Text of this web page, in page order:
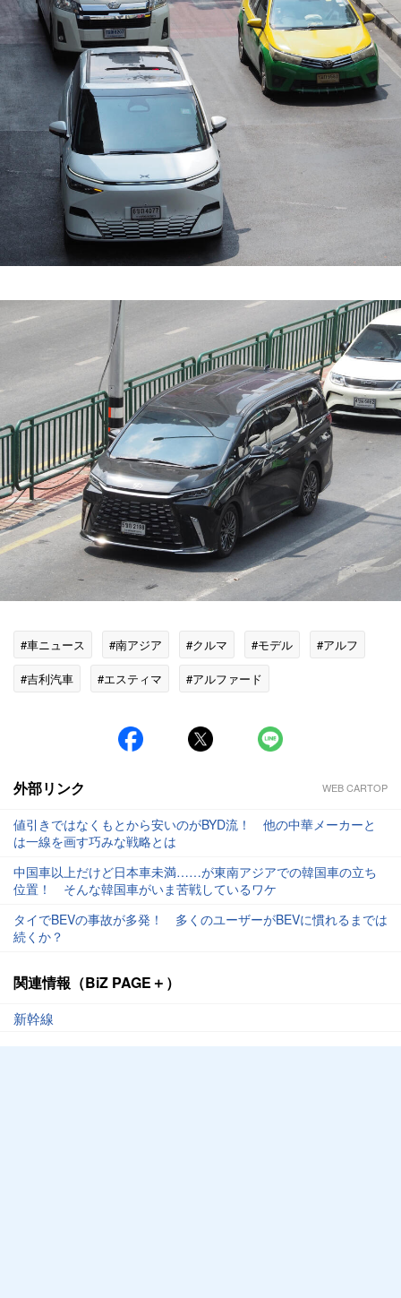
#車ニュース #南アジア #クルマ #モデル
#アルフ
#吉利汽車
#エスティマ #アルファード
外部リンク WEB CARTOP
値引きではなくもとから安いのがBYD流！ 他の中華メーカーと
は一線を画す巧みな戦略とは
中国車以上だけど日本車未満……が東南アジアでの韓国車の立ち
位置！ そんな韓国車がいま苦戦しているワケ
タイでBEVの事故が多発！ 多くのユーザーがBEVに慣れるまでは
続くか？
関連情報（BiZ PAGE＋）
新幹線